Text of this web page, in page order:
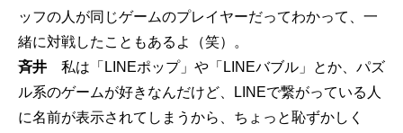
ッフの人が同じゲームのプレイヤーだってわかって、一
緒に対戦したこともあるよ（笑）。
斉井 私は「LINEポップ」や「LINEバブル」とか、パズ
ル系のゲームが好きなんだけど、LINEで繋がっている人
に名前が表示されてしまうから、ちょっと恥ずかしく